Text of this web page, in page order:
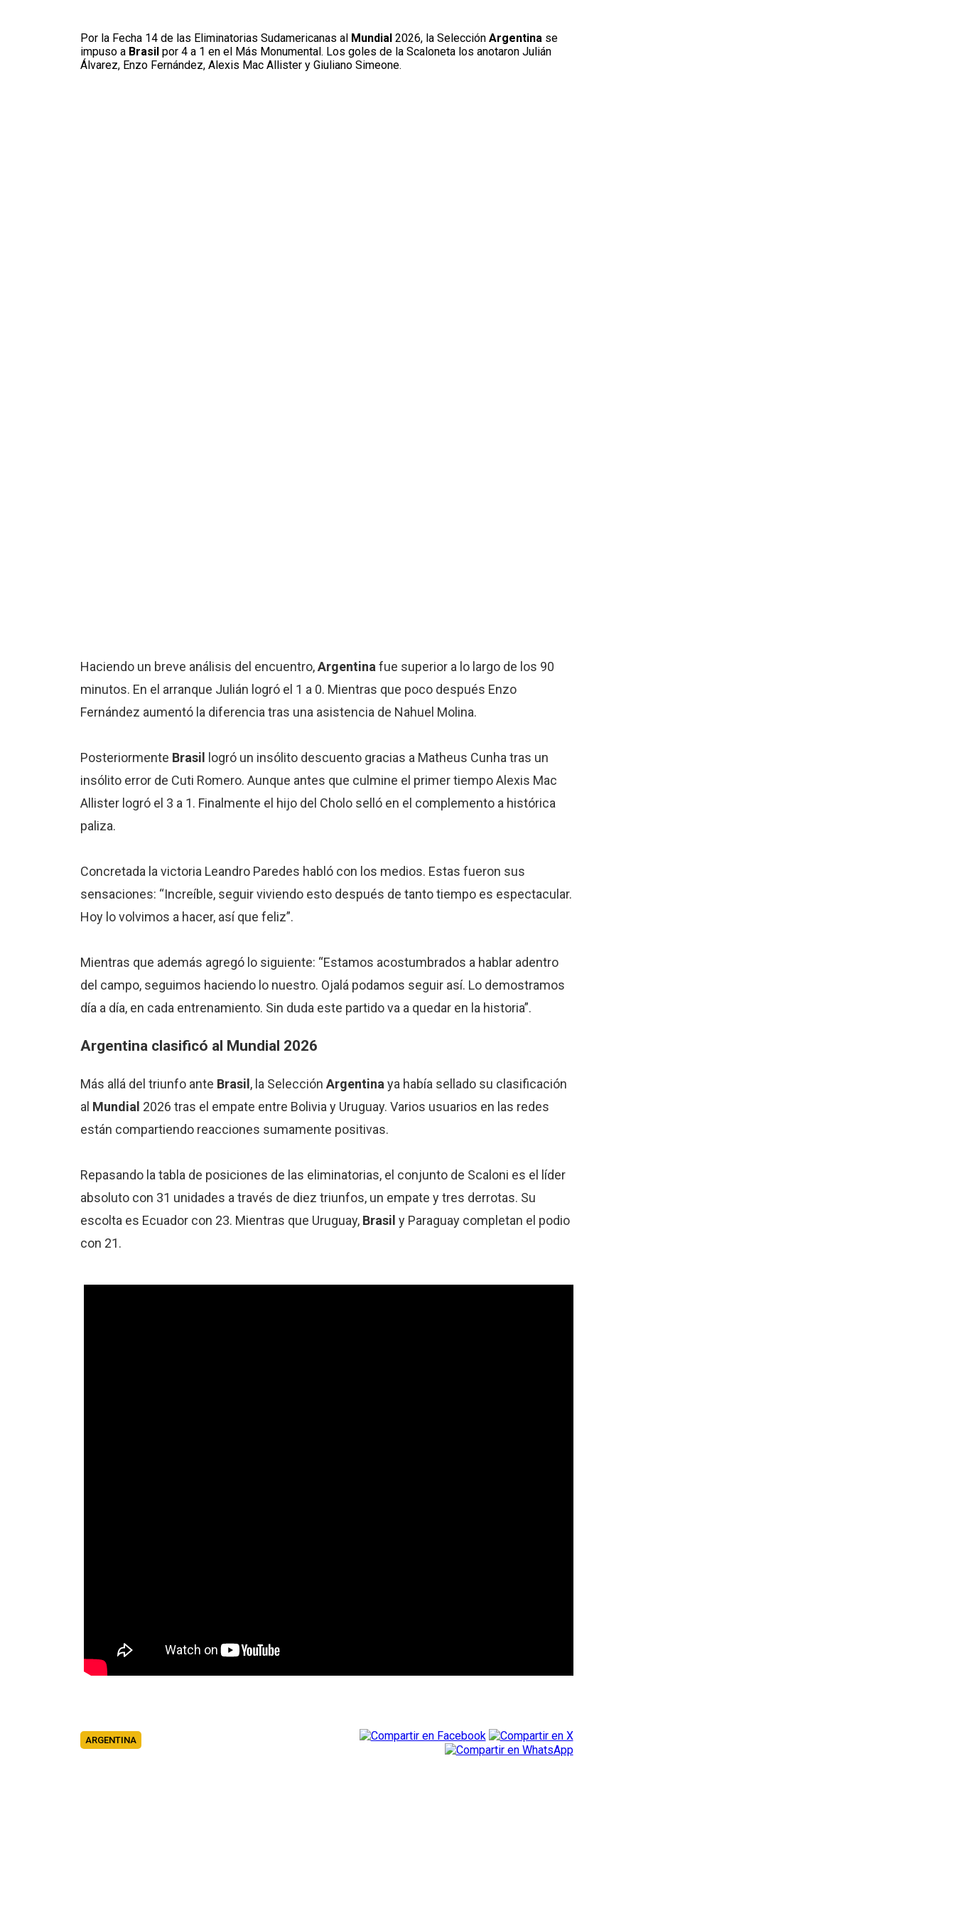
Por la Fecha 14 de las Eliminatorias Sudamericanas al Mundial 2026, la SelecciónArgentinase
impuso aBrasil por 4 a 1 en el Más Monumental. Los goles de la Scaloneta los anotaron Julián
Álvarez, Enzo Fernández, Alexis Mac Allister y Giuliano Simeone.
Haciendo un breve análisis del encuentro,Argentinafue superior a lo largo de los 90
minutos. En el arranque Julián logró el 1 a 0. Mientras que poco después Enzo
Fernández aumentó la diferencia tras una asistencia de Nahuel Molina.
Posteriormente Brasil
logró un insólito descuento gracias a Matheus Cunha tras un
insólito error de Cuti Romero. Aunque antes que culmine el primer tiempo Alexis Mac
Allister logró el 3 a 1. Finalmente el hijo del Cholo selló en el complemento a histórica
paliza.
Concretada la victoria Leandro Paredes habló con los medios. Estas fueron sus
sensaciones: “Increíble, seguir viviendo esto después de tanto tiempo es espectacular.
Hoy lo volvimos a hacer, así que feliz”.
Mientras que además agregó lo siguiente: “Estamos acostumbrados a hablar adentro
del campo, seguimos haciendo lo nuestro. Ojalá podamos seguir así. Lo demostramos
día a día, en cada entrenamiento. Sin duda este partido va a quedar en la historia”.
Argentina clasificó al Mundial 2026
Más allá del triunfo ante Brasil, la Selección Argentina ya había sellado su clasificación
al Mundial 2026 tras el empate entre Bolivia y Uruguay. Varios usuarios en las redes
están compartiendo reacciones sumamente positivas.
Repasando la tabla de posiciones de las eliminatorias, el conjunto de Scaloni es el líder
absoluto con 31 unidades a través de diez triunfos, un empate y tres derrotas. Su
escolta es Ecuador con 23. Mientras que Uruguay,Brasil y Paraguay completan el podio
con 21.
ARGENTINA